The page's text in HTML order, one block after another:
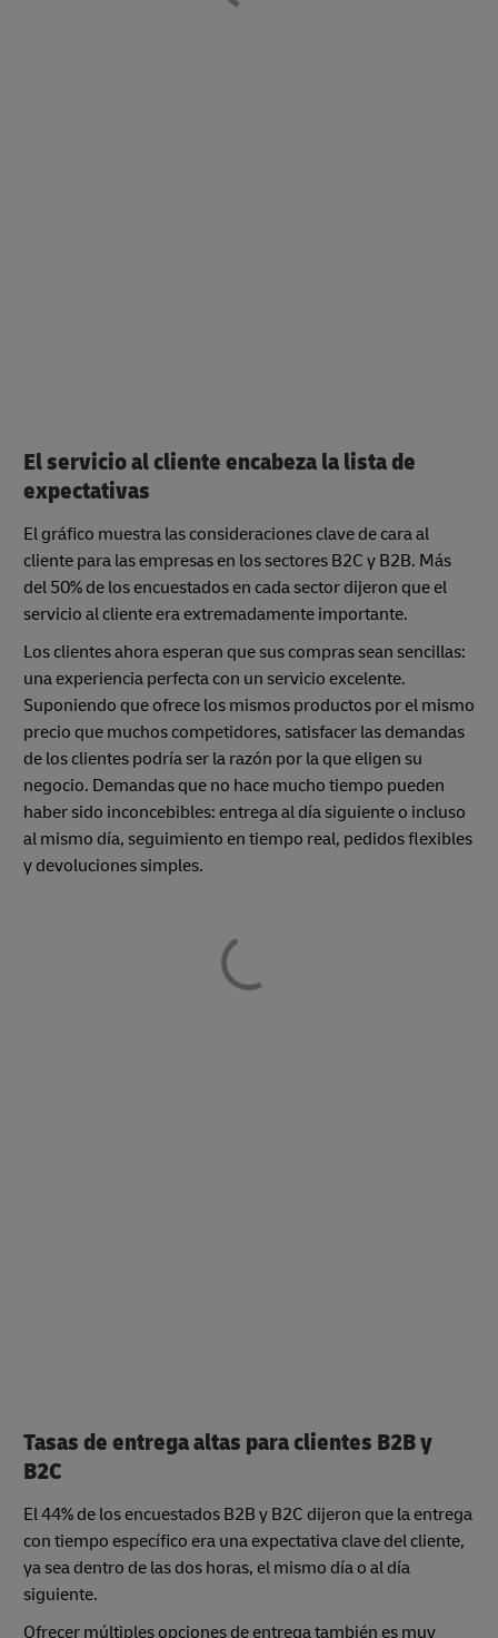
El servicio al cliente encabeza la lista de
expectativas
El gráfico muestra las consideraciones clave de cara al
cliente para las empresas en los sectores B2C y B2B. Más
del 50% de los encuestados en cada sector dijeron que el
servicio al cliente era extremadamente importante.
Los clientes ahora esperan que sus compras sean sencillas:
una experiencia perfecta con un servicio excelente.
Suponiendo que ofrece los mismos productos por el mismo
precio que muchos competidores, satisfacer las demandas
de los clientes podría ser la razón por la que eligen su
negocio. Demandas que no hace mucho tiempo pueden
haber sido inconcebibles: entrega al día siguiente o incluso
al mismo día, seguimiento en tiempo real, pedidos flexibles
y devoluciones simples.
Tasas de entrega altas para clientes B2B y
B2C
El 44% de los encuestados B2B y B2C dijeron que la entrega
con tiempo específico era una expectativa clave del cliente,
ya sea dentro de las dos horas, el mismo día o al día
siguiente.
Ofrecer múltiples opciones de entrega también es muy